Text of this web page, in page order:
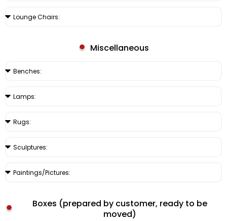
Miscellaneous
Boxes (prepared by customer, ready to be
moved)